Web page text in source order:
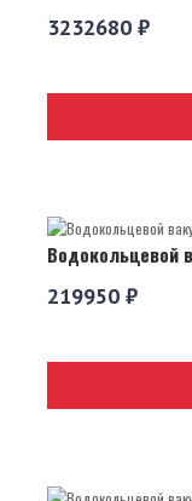
3232680 ₽
Водокольцевой
219950 ₽